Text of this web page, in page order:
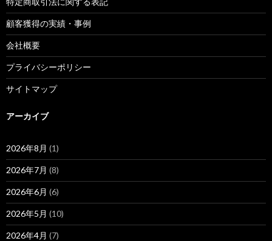
顧客獲得の実績・事例
会社概要
プライバシーポリシー
サイトマップ
アーカイブ
2026年8月 (1)
2026年7月 (8)
2026年6月 (6)
2026年5月 (10)
2026年4月 (7)